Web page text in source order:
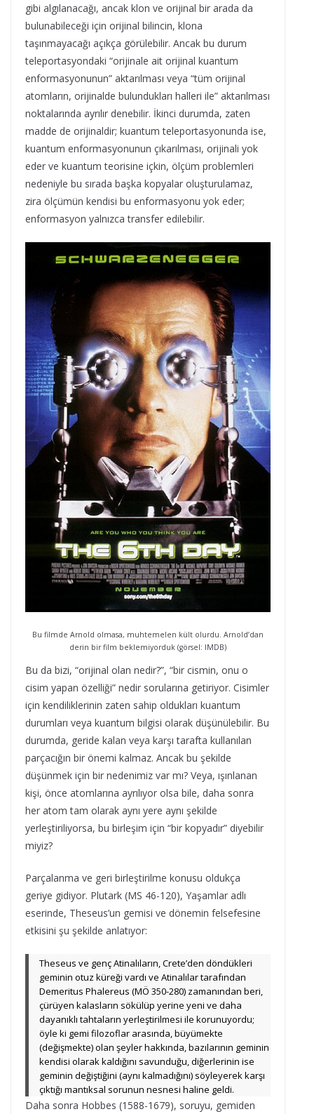
gibi algılanacağı, ancak klon ve orijinal bir arada da
bulunabileceği için orijinal bilincin, klona
taşınmayacağı açıkça görülebilir. Ancak bu durum
teleportasyondaki “orijinale ait orijinal kuantum
enformasyonunun” aktarılması veya “tüm orijinal
atomların, orijinalde bulundukları halleri ile” aktarılması
noktalarında ayrılır denebilir. İkinci durumda, zaten
madde de orijinaldir; kuantum teleportasyonunda ise,
kuantum enformasyonunun çıkarılması, orijinali yok
eder ve kuantum teorisine içkin, ölçüm problemleri
nedeniyle bu sırada başka kopyalar oluşturulamaz,
zira ölçümün kendisi bu enformasyonu yok eder;
enformasyon yalnızca transfer edilebilir.
Bu filmde Arnold olmasa, muhtemelen kült olurdu. Arnold’dan
derin bir film beklemiyorduk (görsel: IMDB)
Bu da bizi, “orijinal olan nedir?”, “bir cismin, onu o
cisim yapan özelliği” nedir sorularına getiriyor. Cisimler
için kendiliklerinin zaten sahip oldukları kuantum
durumları veya kuantum bilgisi olarak düşünülebilir. Bu
durumda, geride kalan veya karşı tarafta kullanılan
parçacığın bir önemi kalmaz. Ancak bu şekilde
düşünmek için bir nedenimiz var mı? Veya, ışınlanan
kişi, önce atomlarına ayrılıyor olsa bile, daha sonra
her atom tam olarak aynı yere aynı şekilde
yerleştiriliyorsa, bu birleşim için “bir kopyadır” diyebilir
miyiz?
Parçalanma ve geri birleştirilme konusu oldukça
geriye gidiyor. Plutark (MS 46-120), Yaşamlar adlı
eserinde, Theseus’un gemisi ve dönemin felsefesine
etkisini şu şekilde anlatıyor:
Theseus ve genç Atinalıların, Crete’den döndükleri
geminin otuz küreği vardı ve Atinalılar tarafından
Demeritus Phalereus (MÖ 350-280) zamanından beri,
çürüyen kalasların sökülüp yerine yeni ve daha
dayanıklı tahtaların yerleştirilmesi ile korunuyordu;
öyle ki gemi filozoflar arasında, büyümekte
(değişmekte) olan şeyler hakkında, bazılarının geminin
kendisi olarak kaldığını savunduğu, diğerlerinin ise
geminin değiştiğini (aynı kalmadığını) söyleyerek karşı
çıktığı mantıksal sorunun nesnesi haline geldi.
Daha sonra Hobbes (1588-1679), soruyu, gemiden